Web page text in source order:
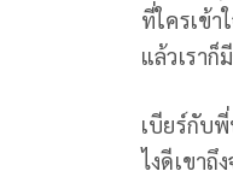
ที่ใครเข้
แล้วเรา
เบียร์กับ
ไงดีเขาถึ